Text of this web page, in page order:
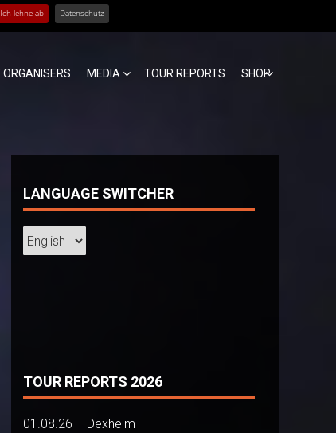
Ich lehne ab Datenschutz
ORGANISERS MEDIA TOUR REPORTS SHOP
LANGUAGE SWITCHER
TOUR REPORTS 2026
01.08.26 – Dexheim